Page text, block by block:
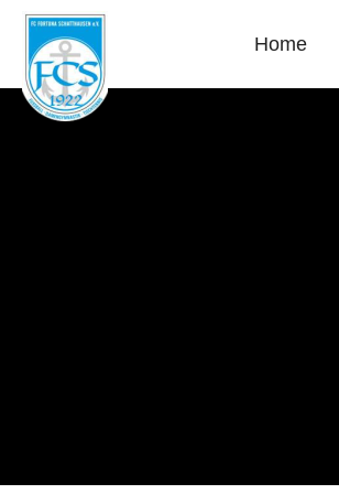
Home